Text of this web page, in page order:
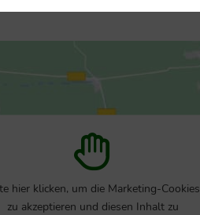
hier klicken, um die Marketing-Cookies
zu akzeptieren und diesen Inhalt zu